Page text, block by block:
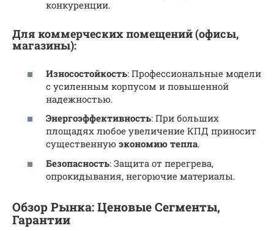
конкуренции.
Для коммерческих помещений (офисы,
магазины):
Износостойкость: Профессиональные модели
с усиленным корпусом и повышенной
надежностью.
Энергоэффективность: При больших
площадях любое увеличение КПД приносит
существенную экономию тепла.
Безопасность: Защита от перегрева,
опрокидывания, негорючие материалы.
Обзор Рынка: Ценовые Сегменты,
Гарантии